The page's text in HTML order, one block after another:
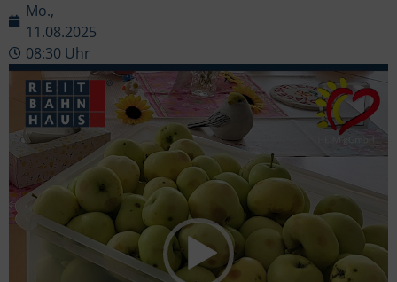
Mo.,
11.08.2025
08:30 Uhr
Video-
Player